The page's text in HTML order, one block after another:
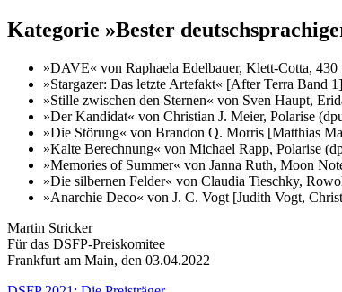
Kategorie »Bester
»DAVE« von Raphaela Edelbauer, Klett-Cotta,
»Stargazer: Das letzte Artefakt« [After Terra Band
»Stille zwischen den Sternen« von Sven Haupt,
»Der Kandidat« von Christian J. Meier, Polarise
»Die Störung« von Brandon Q. Morris [Matthias
»Kalte Berechnung« von Michael Rapp, Polarise
»Memories of Summer« von Janna Ruth, Moon
»Die silbernen Felder« von Claudia Tieschky,
»Anarchie Deco« von J. C. Vogt [Judith Vogt,
Martin Stricker
Für das DSFP-Preiskomitee
Frankfurt am Main, den 03.04.2022